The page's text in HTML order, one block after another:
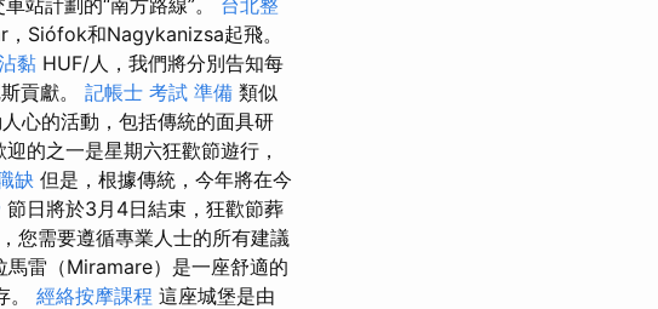
Siófok和Nagykanizsa起飛。
黏 HUF/人，我們將分別告知每
貢獻。 記帳士 考試 準備 類似
心的活動，包括傳統的面具研
迎的之一是星期六狂歡節遊行，
缺 但是，根據傳統，今年將在今
節日將於3月4日結束，狂歡節葬
您需要遵循專業人士的所有建議
馬雷（Miramare）是一座舒適的
。 經絡按摩課程 這座城堡是由